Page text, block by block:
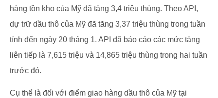
hàng tồn kho của Mỹ đã tăng 3,4 triệu thùng. Theo API,
dự trữ dầu thô của Mỹ đã tăng 3,37 triệu thùng trong tuần
tính đến ngày 20 tháng 1. API đã báo cáo các mức tăng
liên tiếp là 7,615 triệu và 14,865 triệu thùng trong hai tuần
trước đó.
Cụ thể là đối với điểm giao hàng dầu thô của Mỹ tại